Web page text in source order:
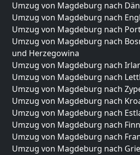
Umzug von Magdeburg nach
Umzug von Magdeburg nach
Umzug von Magdeburg nach
Umzug von Magdeburg nach
und Herzegowina
Umzug von Magdeburg nach
Umzug von Magdeburg nach
Umzug von Magdeburg nach
Umzug von Magdeburg nach
Umzug von Magdeburg nach
Umzug von Magdeburg nach
Umzug von Magdeburg nach
Umzug von Magdeburg nach